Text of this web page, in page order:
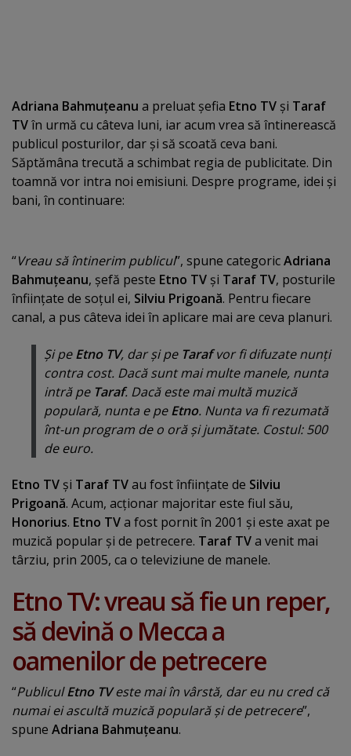
Adriana Bahmuţeanu a preluat şefia Etno TV şi Taraf
TVîn urmă cu câteva luni, iar acum vrea să întinerească
publicul posturilor, dar şi să scoată ceva bani.
Săptămâna trecută a schimbat regia de publicitate. Din
toamnă vor intra noi emisiuni. Despre programe, idei şi
bani, în continuare:
“Vreau să întinerim publicul”, spune categoricAdriana
Bahmuţeanu, şefă peste Etno TV şi Taraf TV, posturile
înfiinţate de soţul ei, Silviu Prigoană. Pentru fiecare
canal, a pus câteva idei în aplicare mai are ceva planuri.
Şi peEtno TV, dar şi pe Tarafvor fi difuzate nunţi
contra cost. Dacă sunt mai multe manele, nunta
intră pe Taraf. Dacă este mai multă muzică
populară, nunta e peEtno. Nunta va fi rezumată
înt-un program de o oră şi jumătate. Costul: 500
de euro.
Etno TV şi Taraf TVau fost înfiinţate de Silviu
Prigoană. Acum, acţionar majoritar este fiul său,
Honorius. Etno TVa fost pornit în 2001 şi este axat pe
muzică popular şi de petrecere. Taraf TVa venit mai
târziu, prin 2005, ca o televiziune de manele.
Etno TV: vreau să fie un reper,
să devină o Mecca a
oamenilor de petrecere
“PubliculEtno TVeste mai în vârstă, dar eu nu cred că
numai ei ascultă muzică populară şi de petrecere”,
spune Adriana Bahmuţeanu.